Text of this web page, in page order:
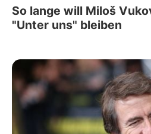
So lange will Miloš
"Unter uns" bleiben